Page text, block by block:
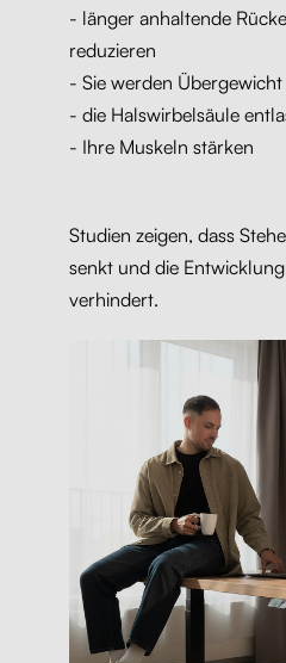
- länger anhaltende
reduzieren
- Sie werden
- die Halswirbelsäule
- Ihre Muskeln stärken
Studien zeigen, dass
senkt und die
verhindert.